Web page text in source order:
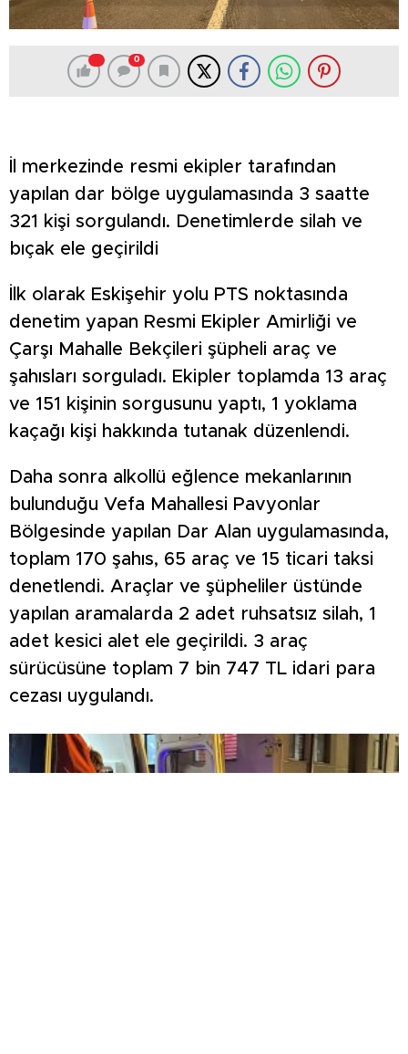
0
İl merkezinde resmi ekipler tarafından
yapılan dar bölge uygulamasında 3 saatte
321 kişi sorgulandı. Denetimlerde silah ve
bıçak ele geçirildi
İlk olarak Eskişehir yolu PTS noktasında
denetim yapan Resmi Ekipler Amirliği ve
Çarşı Mahalle Bekçileri şüpheli araç ve
şahısları sorguladı. Ekipler toplamda 13 araç
ve 151 kişinin sorgusunu yaptı, 1 yoklama
kaçağı kişi hakkında tutanak düzenlendi.
Daha sonra alkollü eğlence mekanlarının
bulunduğu Vefa Mahallesi Pavyonlar
Bölgesinde yapılan Dar Alan uygulamasında,
toplam 170 şahıs, 65 araç ve 15 ticari taksi
denetlendi. Araçlar ve şüpheliler üstünde
yapılan aramalarda 2 adet ruhsatsız silah, 1
adet kesici alet ele geçirildi. 3 araç
sürücüsüne toplam 7 bin 747 TL idari para
cezası uygulandı.